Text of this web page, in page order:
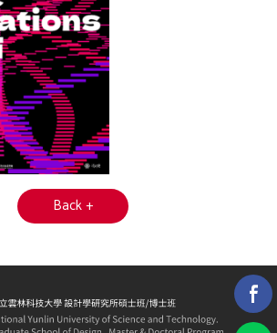
Back +